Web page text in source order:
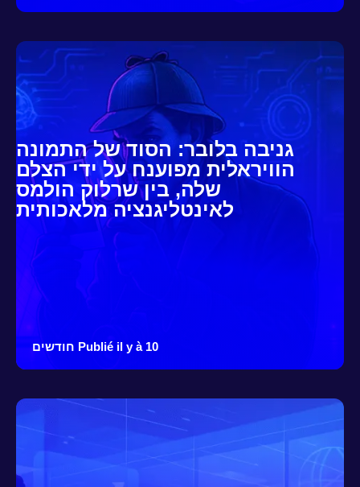
גניבה בלובר: הסוד של התמונה
הוויראלית מפוענח על ידי הצלם
שלה, בין שרלוק הולמס
לאינטליגנציה מלאכותית
Publié il y à 10 חודשים